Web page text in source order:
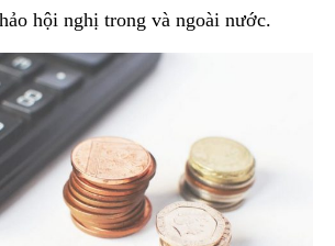
hội nghị trong và ngoài nước.